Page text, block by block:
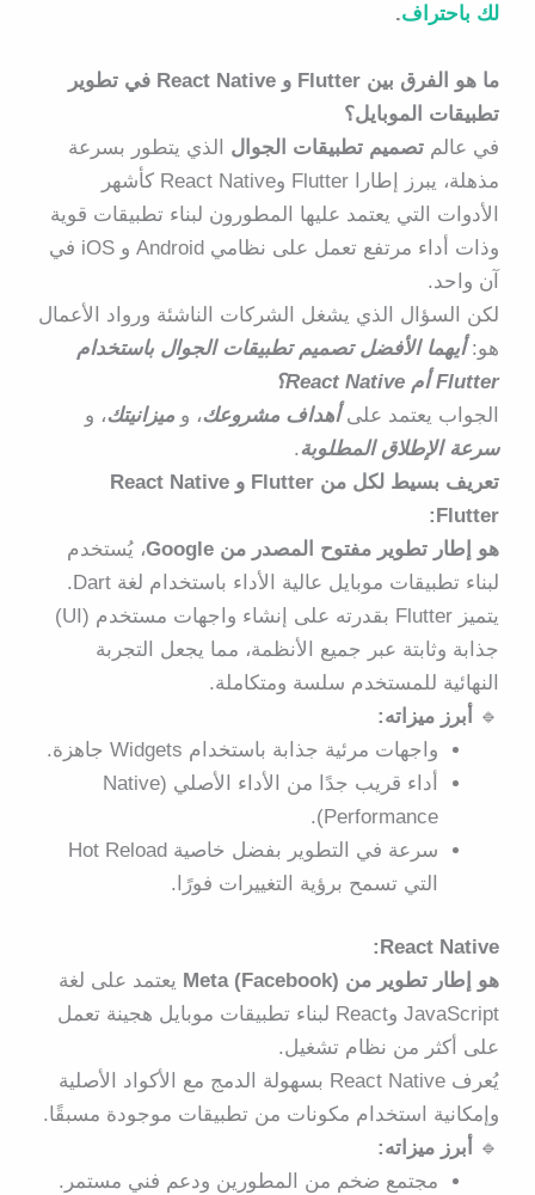
لك باحتراف.
ما هو الفرق بين Flutter و React Native في تطوير
تطبيقات الموبايل؟
في عالم تصميم تطبيقات الجوال الذي يتطور بسرعة
مذهلة، يبرز إطارا Flutter وReact Native كأشهر
الأدوات التي يعتمد عليها المطورون لبناء تطبيقات قوية
وذات أداء مرتفع تعمل على نظامي Android و iOS
في
آن واحد.
لكن السؤال الذي يشغل الشركات الناشئة ورواد الأعمال
هو:أيهما الأفضل تصميم تطبيقات الجوال باستخدام
Flutter أم React Native؟
الجواب يعتمد علىأهداف مشروعك، و ميزانيتك، و
سرعة الإطلاق المطلوبة.
تعريف بسيط لكل من Flutter و React Native
Flutter:
هو إطار تطوير مفتوح المصدر من Google
، يُستخدم
لبناء تطبيقات موبايل عالية الأداء باستخدام لغة Dart.
يتميز Flutter بقدرته على إنشاء واجهات مستخدم (UI)
جذابة وثابتة عبر جميع الأنظمة، مما يجعل التجربة
النهائية للمستخدم سلسة ومتكاملة.
🔹
أبرز ميزاته:
واجهات مرئية جذابة باستخدام Widgets جاهزة.
أداء قريب جدًا من الأداء الأصلي (Native
Performance).
سرعة في التطوير بفضل خاصية Hot Reload
التي تسمح برؤية التغييرات فورًا.
React Native:
هو إطار تطوير من Meta (Facebook)
يعتمد على لغة
JavaScript وReact لبناء تطبيقات موبايل هجينة تعمل
على أكثر من نظام تشغيل.
يُعرف React Native بسهولة الدمج مع الأكواد الأصلية
وإمكانية استخدام مكونات من تطبيقات موجودة مسبقًا.
🔹
أبرز ميزاته:
مجتمع ضخم من المطورين ودعم فني مستمر.